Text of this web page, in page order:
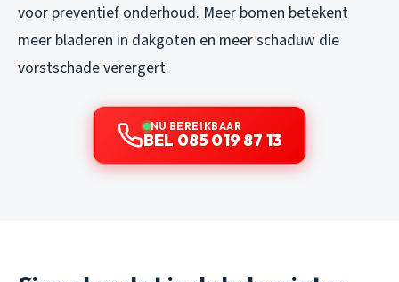
voor preventief onderhoud. Meer bomen betekent
meer bladeren in dakgoten en meer schaduw die
vorstschade verergert.
NU BEREIKBAAR
BEL 085 019 87 13